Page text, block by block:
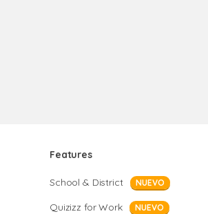
Features
School & District NUEVO
Quizizz for Work NUEVO